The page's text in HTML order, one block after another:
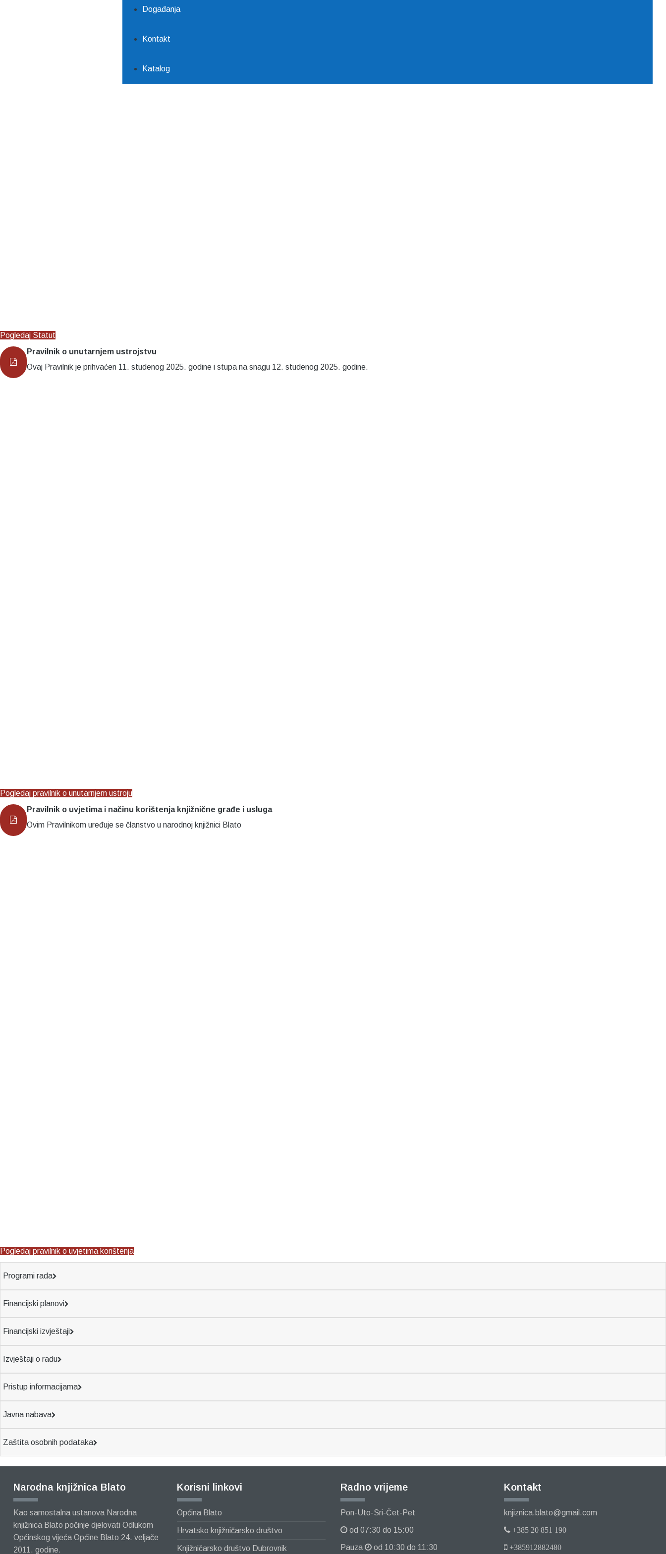
Događanja
Kontakt
Katalog
Pogledaj Statut
Pravilnik o unutarnjem ustrojstvu
Ovaj Pravilnik je prihvaćen 11. studenog 2025. godine i stupa na snagu 12. studenog 2025. godine.
Pogledaj pravilnik o unutarnjem ustroju
Pravilnik o uvjetima i načinu korištenja knjižnične građe i usluga
Ovim Pravilnikom uređuje se članstvo u narodnoj knjižnici Blato
Pogledaj pravilnik o uvjetima korištenja
Programi rada
Financijski planovi
Financijski izvještaji
Izvještaji o radu
Pristup informacijama
Javna nabava
Zaštita osobnih podataka
Narodna knjižnica Blato
Kao samostalna ustanova Narodna
knjižnica Blato počinje djelovati Odlukom
Općinskog vijeća Općine Blato 24. veljače
2011. godine.
Korisni linkovi
Općina Blato
Hrvatsko knjižničarsko društvo
Knjižničarsko društvo Dubrovnik
Radno vrijeme
Pon-Uto-Sri-Čet-Pet
od 07:30 do 15:00
Pauza od 10:30 do 11:30
Kontakt
knjiznica.blato@gmail.com
+385 20 851 190
+385912882480